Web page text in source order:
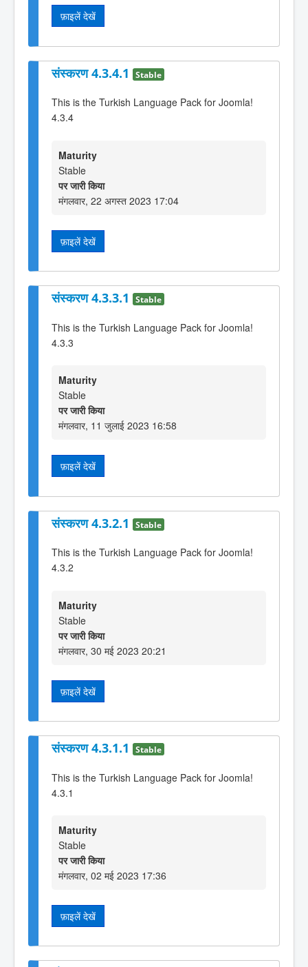
फ़ाइलें देखें
संस्करण 4.3.4.1 Stable
This is the Turkish Language Pack for Joomla!
4.3.4
Maturity
Stable
पर जारी किया
मंगलवार, 22 अगस्त 2023 17:04
फ़ाइलें देखें
संस्करण 4.3.3.1 Stable
This is the Turkish Language Pack for Joomla!
4.3.3
Maturity
Stable
पर जारी किया
मंगलवार, 11 जुलाई 2023 16:58
फ़ाइलें देखें
संस्करण 4.3.2.1 Stable
This is the Turkish Language Pack for Joomla!
4.3.2
Maturity
Stable
पर जारी किया
मंगलवार, 30 मई 2023 20:21
फ़ाइलें देखें
संस्करण 4.3.1.1 Stable
This is the Turkish Language Pack for Joomla!
4.3.1
Maturity
Stable
पर जारी किया
मंगलवार, 02 मई 2023 17:36
फ़ाइलें देखें